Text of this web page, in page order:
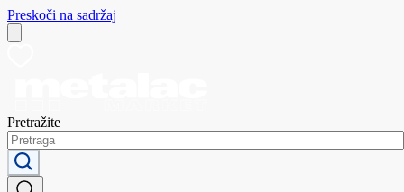
Preskoči na sadržaj
Pretražite